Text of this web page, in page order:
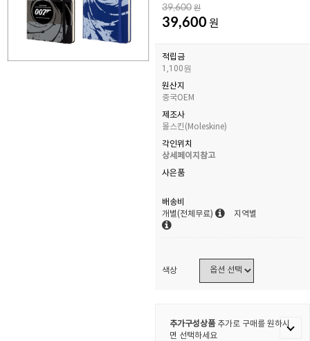
39,600 원
39,600 원
적립금
1,100원
원산지
중국OEM
제조사
몰스킨(Moleskine)
각인위치
상세페이지참고
사은품
배송비
개별(전체무료)
지역별
색상
추가구성상품추가로 구매를 원하시
면 선택하세요